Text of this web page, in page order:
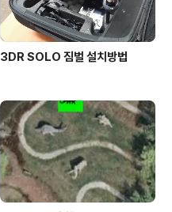
3DR SOLO 짐벌 설치방법